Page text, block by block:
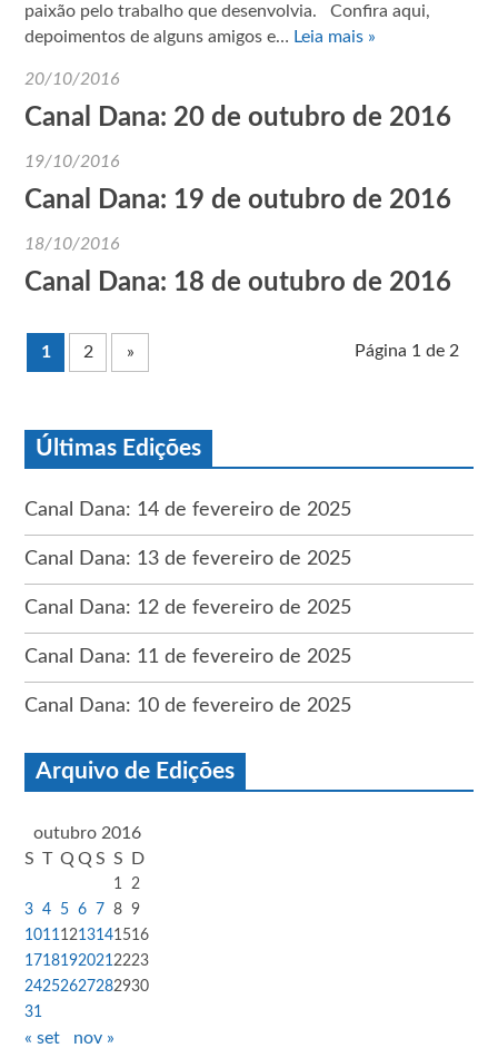
paixão pelo trabalho que desenvolvia. Confira aqui,
depoimentos de alguns amigos e… Leia mais »
20/10/2016
Canal Dana: 20 de outubro de 2016
19/10/2016
Canal Dana: 19 de outubro de 2016
18/10/2016
Canal Dana: 18 de outubro de 2016
Página 1 de 2
1 2 »
Últimas Edições
Canal Dana: 14 de fevereiro de 2025
Canal Dana: 13 de fevereiro de 2025
Canal Dana: 12 de fevereiro de 2025
Canal Dana: 11 de fevereiro de 2025
Canal Dana: 10 de fevereiro de 2025
Arquivo de Edições
outubro 2016
S T Q Q S S D
1
2
3 4 5 6 7 8 9
1011 1213141516
1718192021 2223
24252627282930
31
« set nov »